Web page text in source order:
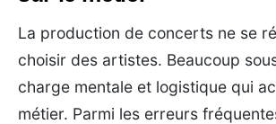
La production de concerts ne se
choisir des artistes. Beaucoup
charge mentale et logistique qui
métier. Parmi les erreurs